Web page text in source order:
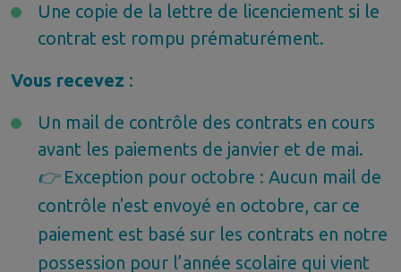
Une copie de la lettre de licenciement si le
contrat est rompu prématurément.
Vous recevez :
Un mail de contrôle des contrats en cours
avant les paiements de janvier et de mai.
👉 Exception pour octobre : Aucun mail de
contrôle n'est envoyé en octobre, car ce
paiement est basé sur les contrats en notre
possession pour l’année scolaire qui vient